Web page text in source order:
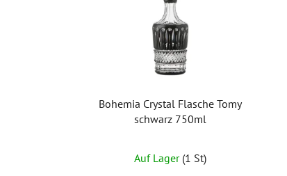
Bohemia Crystal Flasche Tomy
schwarz 750ml
Auf Lager (1 St)